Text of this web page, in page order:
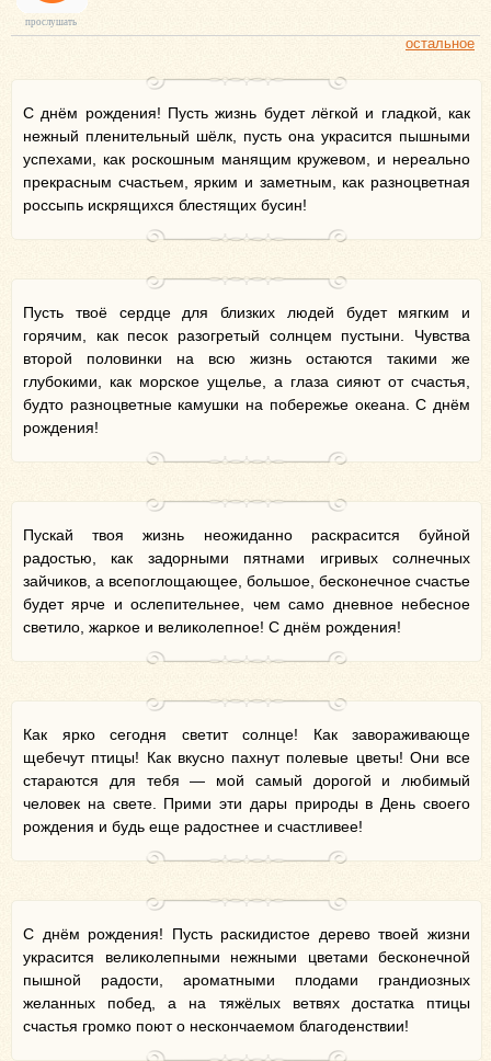
прослушать
остальное
С днём рождения! Пусть жизнь будет лёгкой и гладкой, как
нежный пленительный шёлк, пусть она украсится пышными
успехами, как роскошным манящим кружевом, и нереально
прекрасным счастьем, ярким и заметным, как разноцветная
россыпь искрящихся блестящих бусин!
Пусть твоё сердце для близких людей будет мягким и
горячим, как песок разогретый солнцем пустыни. Чувства
второй половинки на всю жизнь остаются такими же
глубокими, как морское ущелье, а глаза сияют от счастья,
будто разноцветные камушки на побережье океана. С днём
рождения!
Пускай твоя жизнь неожиданно раскрасится буйной
радостью, как задорными пятнами игривых солнечных
зайчиков, а всепоглощающее, большое, бесконечное счастье
будет ярче и ослепительнее, чем само дневное небесное
светило, жаркое и великолепное! С днём рождения!
Как ярко сегодня светит солнце! Как завораживающе
щебечут птицы! Как вкусно пахнут полевые цветы! Они все
стараются для тебя — мой самый дорогой и любимый
человек на свете. Прими эти дары природы в День своего
рождения и будь еще радостнее и счастливее!
С днём рождения! Пусть раскидистое дерево твоей жизни
украсится великолепными нежными цветами бесконечной
пышной радости, ароматными плодами грандиозных
желанных побед, а на тяжёлых ветвях достатка птицы
счастья громко поют о нескончаемом благоденствии!